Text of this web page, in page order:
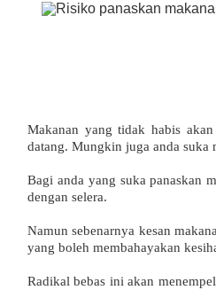
Makanan yang tidak habis
datang. Mungkin juga anda suka
Bagi anda yang suka panaskan
dengan selera.
Namun sebenarnya kesan
yang boleh membahayakan
Radikal bebas ini akan